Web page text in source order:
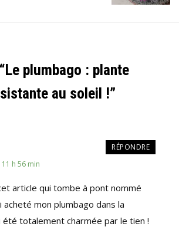
plumbago : plante
au soleil !”
RÉPONDRE
h 56 min
article qui tombe à pont nommé
acheté mon plumbago dans la
été totalement charmée par le tien !